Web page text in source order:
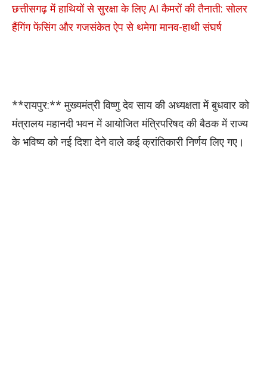
छत्तीसगढ़ में हाथियों से सुरक्षा के लिए AI कैमरों की तैनाती: सोलर
हैंगिंग फेंसिंग और गजसंकेत ऐप से थमेगा मानव-हाथी संघर्ष
**रायपुर:** मुख्यमंत्री विष्णु देव साय की अध्यक्षता में बुधवार को
मंत्रालय महानदी भवन में आयोजित मंत्रिपरिषद की बैठक में राज्य
के भविष्य को नई दिशा देने वाले कई क्रांतिकारी निर्णय लिए गए।